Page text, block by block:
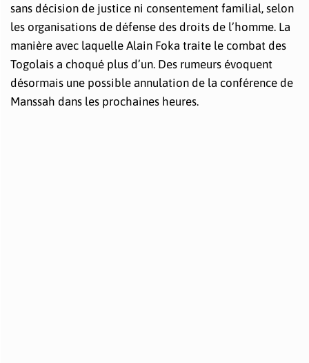
sans décision de justice ni consentement familial, selon
les organisations de défense des droits de l’homme. La
manière avec laquelle Alain Foka traite le combat des
Togolais a choqué plus d’un. Des rumeurs évoquent
désormais une possible annulation de la conférence de
Manssah dans les prochaines heures.